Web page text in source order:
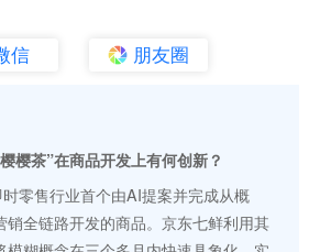
信 朋友圈
樱茶”在商品开发上有何创新？
时零售行业首个由AI提案并完成从概
销全链路开发的商品。京东七鲜利用其